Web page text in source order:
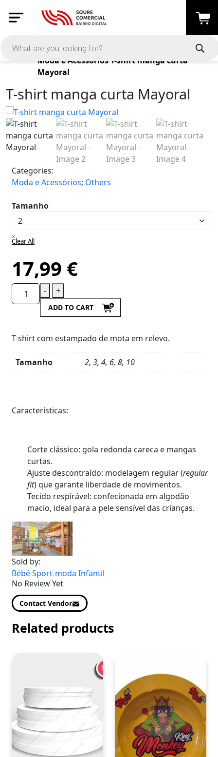
Products
Moda e Acessórios T-shirt manga curta
Mayoral
T-shirt manga curta Mayoral
Categories:
Moda e Acessórios; Others
Tamanho
×
Clear All
17,99 €
- +
ADD TO CART
T-shirt com estampado de mota em relevo.
Tamanho
2, 3, 4, 6, 8, 10
Características:
Corte clássico: gola redonda careca e mangas
curtas.
Ajuste descontraído: modelagem regular (regular
fit) que garante liberdade de movimentos.
Tecido respirável: confecionada em algodão
macio, ideal para a pele sensível das crianças.
Sold by:
Bébé Sport-moda Infantil
No Review Yet
Contact Vendor
Related products